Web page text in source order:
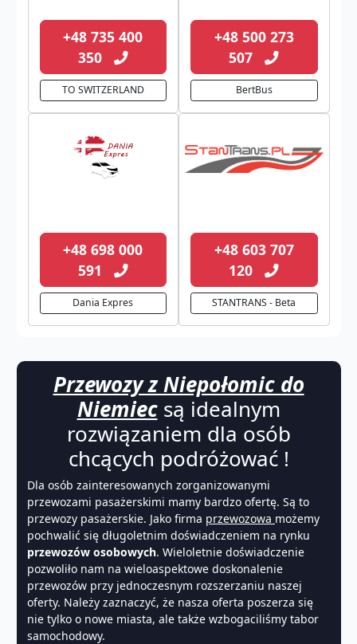
+48 735 400
350
TO SWITZERLAND
+48 500 273
507
BertBus
+48 698 000
591
Dania Expres
+48 603 707
120
STANTRANS - Beta
Przewozy z Niepołomic do
Niemiecsą idealnym
rozwiązaniem dla osób
chcących podróżować !
Dla osób zainteresowanych zorganizowanymi
przewozami pasażerskimi mamy bardzo ofertę. Są to
przewozy pasażerskie. Jako firma przewozowa możemy
pochwalić się długoletnim doświadczeniem na rynku
przewozów osobowych. Wieloletnie doświadczenie
pozwoliło nam na wieloaspektowe doskonalenie
przewozów przy jednoczesnym rozszerzaniu naszej
oferty. Należy zaznaczyć, że nasza oferta poszerza się
nie tylko o nowe miasta, ale także wzbogaciliśmy tabor
samochodowy.